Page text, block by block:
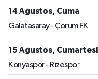
14 Ağustos, Cuma
Galatasaray - Çorum FK
15 Ağustos, Cumartesi
Konyaspor - Rizespor